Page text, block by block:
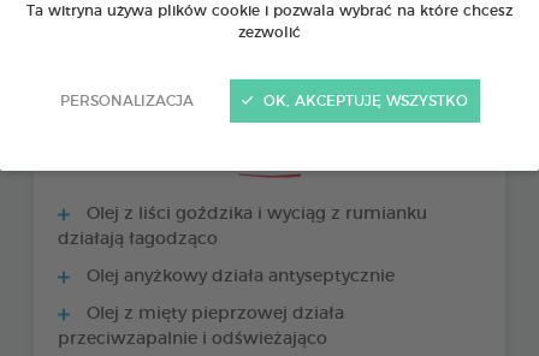
Ta witryna używa plików cookie i pozwala wybrać na które chcesz
zezwolić
PERSONALIZACJA OK, AKCEPTUJĘ WSZYSTKO
Olej z liści goździka i wyciąg z rumianku
działają łagodząco
Olej anyżkowy działa antyseptycznie
Olej z mięty pieprzowej działa
przeciwzapalnie i odświeżająco